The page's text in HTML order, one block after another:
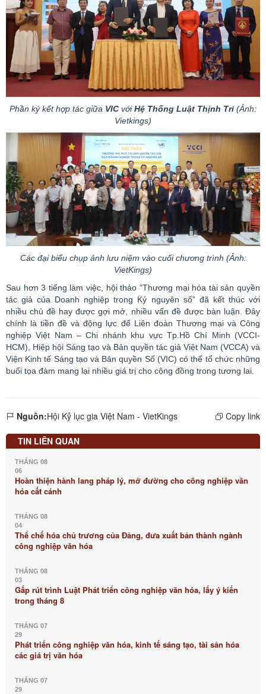
Phần ký kết hợp tác giữa VIC vớiHệ Thống Luật Thịnh Trí (Ảnh:
Vietkings)
Các đại biểu chụp ảnh lưu niệm vào cuối chương trình (Ảnh:
VietKings)
Sau hơn 3 tiếng làm việc, hội thảo “Thương mại hóa tài sản quyền
tác giả của Doanh nghiệp trong Kỷ nguyên số”đã kết thúc với
nhiều chủ đề hay được gợi mở, nhiều vấn đề được bàn luận. Đây
chính là tiền đề và động lực để Liên đoàn Thương mại và Công
nghiệp Việt Nam – Chi nhánh khu vực Tp.Hồ Chí Minh (VCCI-
HCM), Hiệp hội Sáng tạo và Bản quyền tác giả Việt Nam (VCCA) và
Viện Kinh tế Sáng tạo và Bản quyền Số (VIC) có thể tổ chức những
buổi tọa đàm mang lại nhiều giá trị cho cộng đồng trong tương lai.
Nguồn:Hội Kỷ lục gia Việt Nam - VietKings Copy link
TIN LIÊN QUAN
THÁNG 08
06
Hoàn thiện hành lang pháp lý, mở đường cho công nghiệp văn
hóa cất cánh
THÁNG 08
04
Thể chế hóa chủ trương của Đảng, đưa xuất bản thành ngành
công nghiệp văn hóa
THÁNG 08
03
Gấp rút trình Luật Phát triển công nghiệp văn hóa, lấy ý kiến
trong tháng 8
THÁNG 07
29
Phát triển công nghiệp văn hóa, kinh tế sáng tạo, tài sản hóa
các giá trị văn hóa
THÁNG 07
29